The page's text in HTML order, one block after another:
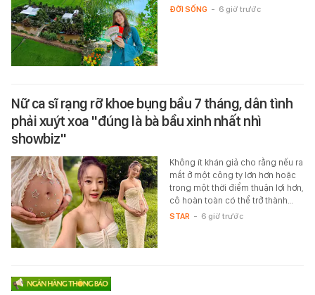
ĐỜI SỐNG - 6 giờ trước
Nữ ca sĩ rạng rỡ khoe bụng bầu 7 tháng, dân tình
phải xuýt xoa "đúng là bà bầu xinh nhất nhì
showbiz"
Không ít khán giả cho rằng nếu ra
mắt ở một công ty lớn hơn hoặc
trong một thời điểm thuận lợi hơn,
cô hoàn toàn có thể trở thành…
STAR - 6 giờ trước